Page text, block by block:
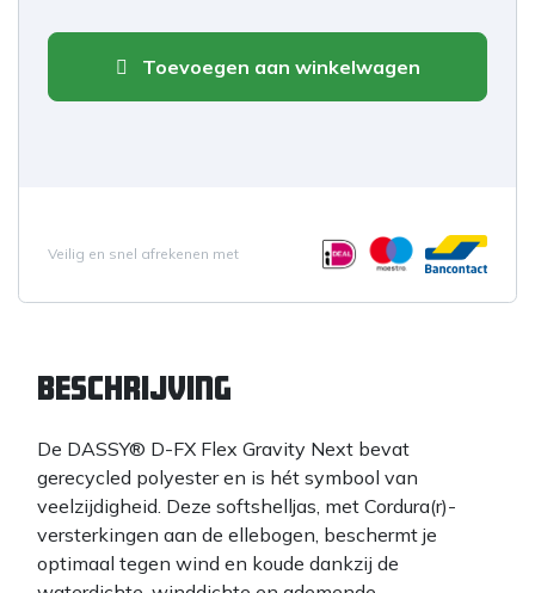
Toevoegen aan winkelwagen
Veilig en snel afrekenen met
Beschrijving
De DASSY® D-FX Flex Gravity Next bevat
gerecycled polyester en is hét symbool van
veelzijdigheid. Deze softshelljas, met Cordura(r)-
versterkingen aan de ellebogen, beschermt je
optimaal tegen wind en koude dankzij de